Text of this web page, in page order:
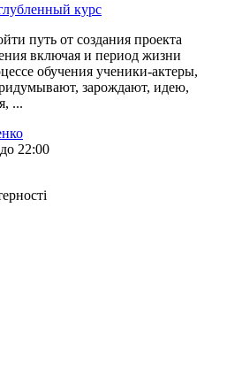
курс
путь от создания проекта
включая и период жизни
обучения ученики-актеры,
зарождают, идею,
...
22:00